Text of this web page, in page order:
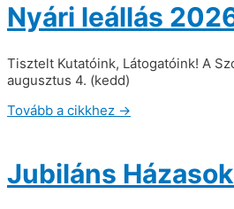
Nyári leállás
Tisztelt Kutatóink, Látogatóink! A
augusztus 4. (kedd)
Tovább a cikkhez →
Jubiláns